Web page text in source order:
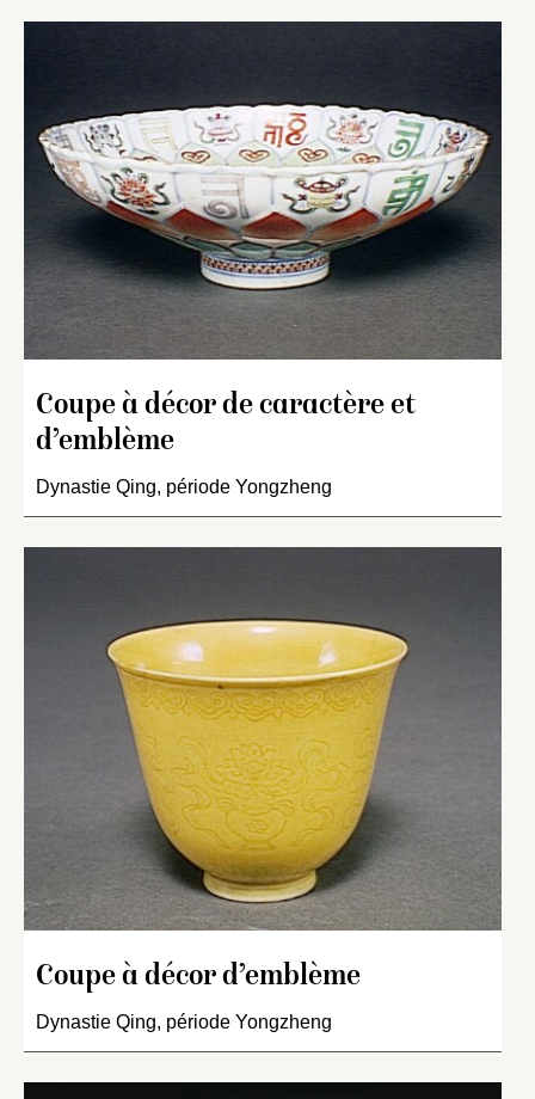
Coupe à décor de caractère et
d’emblème
Dynastie Qing, période Yongzheng
Coupe à décor d’emblème
Dynastie Qing, période Yongzheng